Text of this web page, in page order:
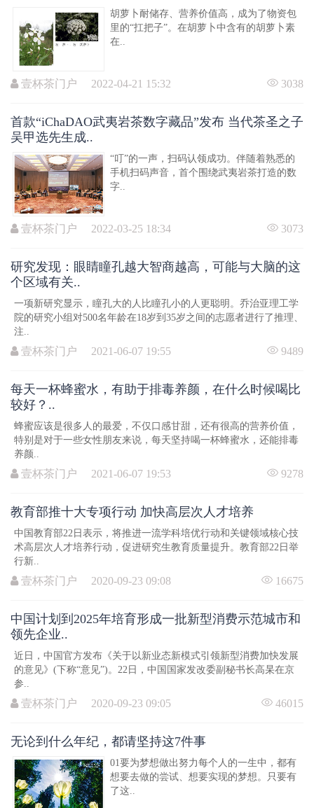
胡萝卜耐储存、营养价值高，成为了物资包
里的“扛把子”。在胡萝卜中含有的胡萝卜素
在..
壹杯茶门户 2022-04-21 15:32 3038
首款“iChaDAO武夷岩茶数字藏品”发布 当代茶圣之子
吴甲选先生成..
“叮”的一声，扫码认领成功。伴随着熟悉的
手机扫码声音，首个围绕武夷岩茶打造的数
字..
壹杯茶门户 2022-03-25 18:34 3073
研究发现：眼睛瞳孔越大智商越高，可能与大脑的这
个区域有关..
一项新研究显示，瞳孔大的人比瞳孔小的人更聪明。乔治亚理工学
院的研究小组对500名年龄在18岁到35岁之间的志愿者进行了推理、
注..
壹杯茶门户 2021-06-07 19:55 9489
每天一杯蜂蜜水，有助于排毒养颜，在什么时候喝比
较好？..
蜂蜜应该是很多人的最爱，不仅口感甘甜，还有很高的营养价值，
特别是对于一些女性朋友来说，每天坚持喝一杯蜂蜜水，还能排毒
养颜..
壹杯茶门户 2021-06-07 19:53 9278
教育部推十大专项行动 加快高层次人才培养
中国教育部22日表示，将推进一流学科培优行动和关键领域核心技
术高层次人才培养行动，促进研究生教育质量提升。教育部22日举
行新..
壹杯茶门户 2020-09-23 09:08 16675
中国计划到2025年培育形成一批新型消费示范城市和
领先企业..
近日，中国官方发布《关于以新业态新模式引领新型消费加快发展
的意见》(下称“意见”)。22日，中国国家发改委副秘书长高杲在京
参..
壹杯茶门户 2020-09-23 09:05 46015
无论到什么年纪，都请坚持这7件事
01要为梦想做出努力每个人的一生中，都有
想要去做的尝试、想要实现的梦想。只要有
了这..